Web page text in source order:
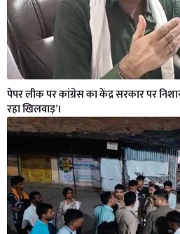
पेपर लीक पर कांग्रेस का केंद्र सरकार पर
रहा खिलवाड़’।